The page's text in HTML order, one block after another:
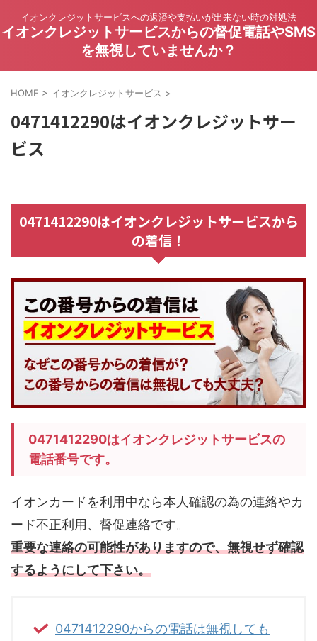
イオンクレジットサービスへの返済や支払いが出来ない時の対処法
イオンクレジットサービスからの督促電話やSMS
を無視していませんか？
HOME > イオンクレジットサービス >
0471412290はイオンクレジットサー
ビス
0471412290はイオンクレジットサービスから
の着信！
0471412290はイオンクレジットサービスの
電話番号です。
イオンカードを利用中なら本人確認の為の連絡やカ
ード不正利用、督促連絡です。
重要な連絡の可能性がありますので、無視せず確認
するようにして下さい。
0471412290からの電話は無視しても